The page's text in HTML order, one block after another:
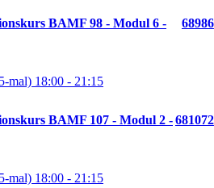
BAMF 98 - Modul 6 -
68986
mal) 18:00 - 21:15
BAMF 107 - Modul 2 -681072
mal) 18:00 - 21:15